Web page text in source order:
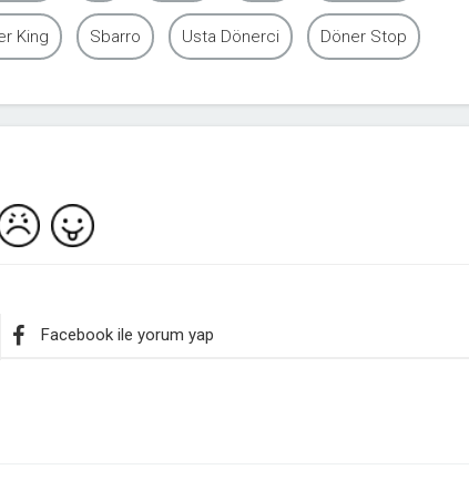
King Sbarro Usta Dönerci Döner Stop
Facebook ile yorum yap